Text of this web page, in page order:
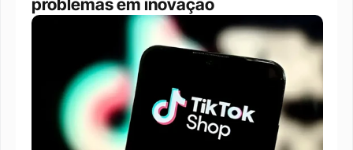
problemas em inovação